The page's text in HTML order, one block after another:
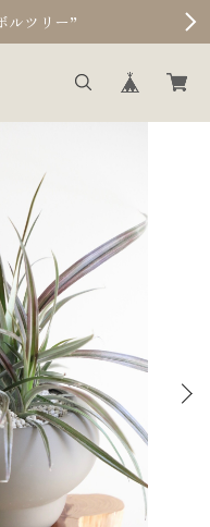
ルツリー”